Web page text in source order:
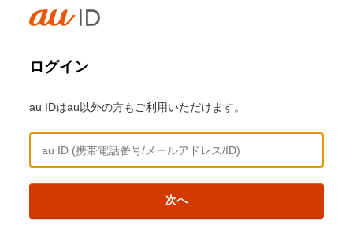
ログイン
au IDはau以外の方もご利用いただけます。
次へ